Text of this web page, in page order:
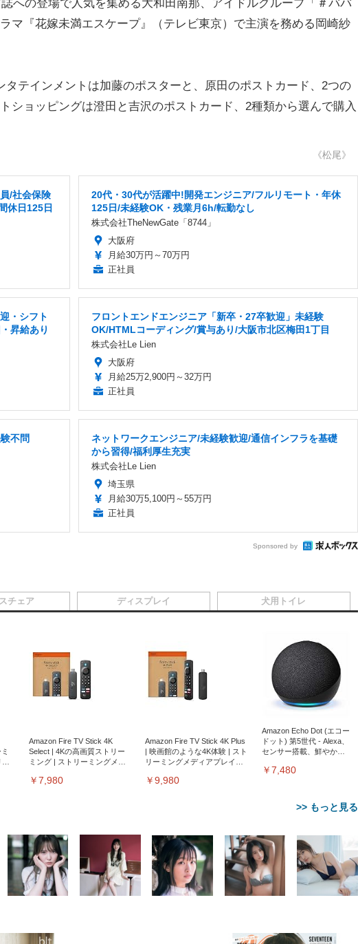
への登場で人気を集める大和田南那、アイドルグループ「＃ババ
マ『花嫁未満エスケープ』（テレビ東京）で主演を務める岡崎紗
テインメントは加藤のポスターと、原田のポストカード、2つの
ショッピングは澄田と吉沢のポストカード、2種類から選んで購入
《松尾》
/社会保険
休日125日
20代・30代が活躍中!開発エンジニア/フルリモート・年休
125日/未経験OK・残業月6h/転勤なし
株式会社TheNewGate「8744」
大阪府
月給30万円～70万円
正社員
・シフト
昇給あり
フロントエンドエンジニア「新卒・27卒歓迎」未経験
OK/HTMLコーディング/賞与あり/大阪市北区梅田1丁目
株式会社Le Lien
大阪府
月給25万2,900円～32万円
正社員
不問
ネットワークエンジニア/未経験歓迎/通信インフラを基礎
から習得/福利厚生充実
株式会社Le Lien
埼玉県
月給30万5,100円～55万円
正社員
Sponsored by
Amazon Fire TV Stick 4K
Select | 4Kの高画質ストリー
ミング | ストリーミングメデ
￥7,980
Amazon Fire TV Stick 4K Plus
| 映画館のような4K体験 | スト
リーミングメディアプレイヤ
￥9,980
Amazon Echo Dot (エコー
ドット) 第5世代 - Alexa、
センサー搭載、鮮やかな
￥7,480
>> もっと見る
チェア
ANDWINT オフィスチェ
ディスプレイ
【純正品】27"ゲーミングモ
【MiniLED/24.5inch/280Hz/FHD】
犬用トイレ
アイリスオーヤマ ペット